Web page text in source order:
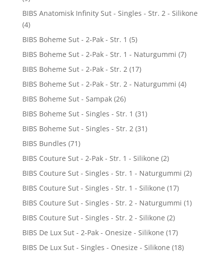
BIBS Anatomisk Infinity Sut - Singles - Str. 2 - Silikone
(4)
BIBS Boheme Sut - 2-Pak - Str. 1 (5)
BIBS Boheme Sut - 2-Pak - Str. 1 - Naturgummi (7)
BIBS Boheme Sut - 2-Pak - Str. 2 (17)
BIBS Boheme Sut - 2-Pak - Str. 2 - Naturgummi (4)
BIBS Boheme Sut - Sampak (26)
BIBS Boheme Sut - Singles - Str. 1 (31)
BIBS Boheme Sut - Singles - Str. 2 (31)
BIBS Bundles (71)
BIBS Couture Sut - 2-Pak - Str. 1 - Silikone (2)
BIBS Couture Sut - Singles - Str. 1 - Naturgummi (2)
BIBS Couture Sut - Singles - Str. 1 - Silikone (17)
BIBS Couture Sut - Singles - Str. 2 - Naturgummi (1)
BIBS Couture Sut - Singles - Str. 2 - Silikone (2)
BIBS De Lux Sut - 2-Pak - Onesize - Silikone (17)
BIBS De Lux Sut - Singles - Onesize - Silikone (18)